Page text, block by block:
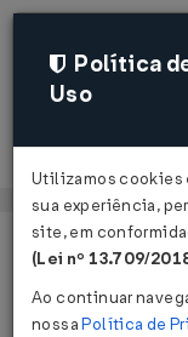
Página Inicial
Notícias
Política
Uso
Utilizamos cookies
sua experiência,
site, em
(Lei nº 13.709/
Ao continuar
nossaPolítica de